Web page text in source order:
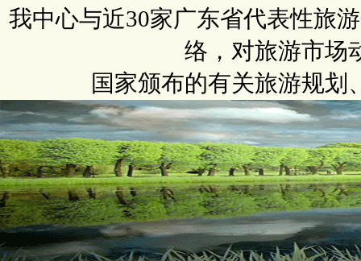
我中心与近30家广东省代表性旅
络，对旅游市场
国家颁布的有关旅游规划